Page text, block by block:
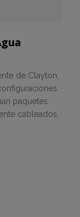
de Clayton,
paquetes
cableados,